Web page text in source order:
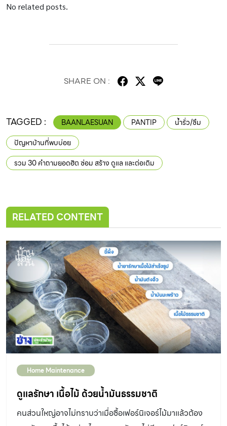
No related posts.
SHARE ON :
TAGGED : BAANLAESUAN PANTIP
น้ำรั่ว/ซึม
ปัญหาบ้านที่พบบ่อย
รวม 30 คำถามยอดฮิต ซ่อม สร้าง ดูแล และต่อเติม
RELATED CONTENT
Home Maintenance
ดูแลรักษา เนื้อไม้ ด้วยน้ำมันธรรมชาติ
คนส่วนใหญ่อาจไม่ทราบว่าเมื่อซื้อเฟอร์นิเจอร์ไม้มาแล้วต้อง